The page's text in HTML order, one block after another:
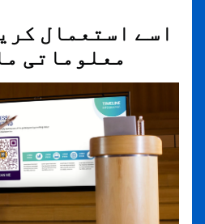
اسے استعمال
معلوماتی